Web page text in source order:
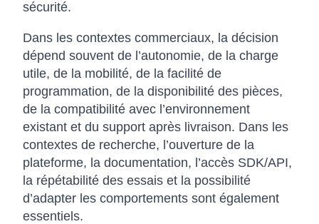
sécurité.
Dans les contextes commerciaux, la décision
dépend souvent de l’autonomie, de la charge
utile, de la mobilité, de la facilité de
programmation, de la disponibilité des pièces,
de la compatibilité avec l’environnement
existant et du support après livraison. Dans les
contextes de recherche, l’ouverture de la
plateforme, la documentation, l’accès SDK/API,
la répétabilité des essais et la possibilité
d’adapter les comportements sont également
essentiels.